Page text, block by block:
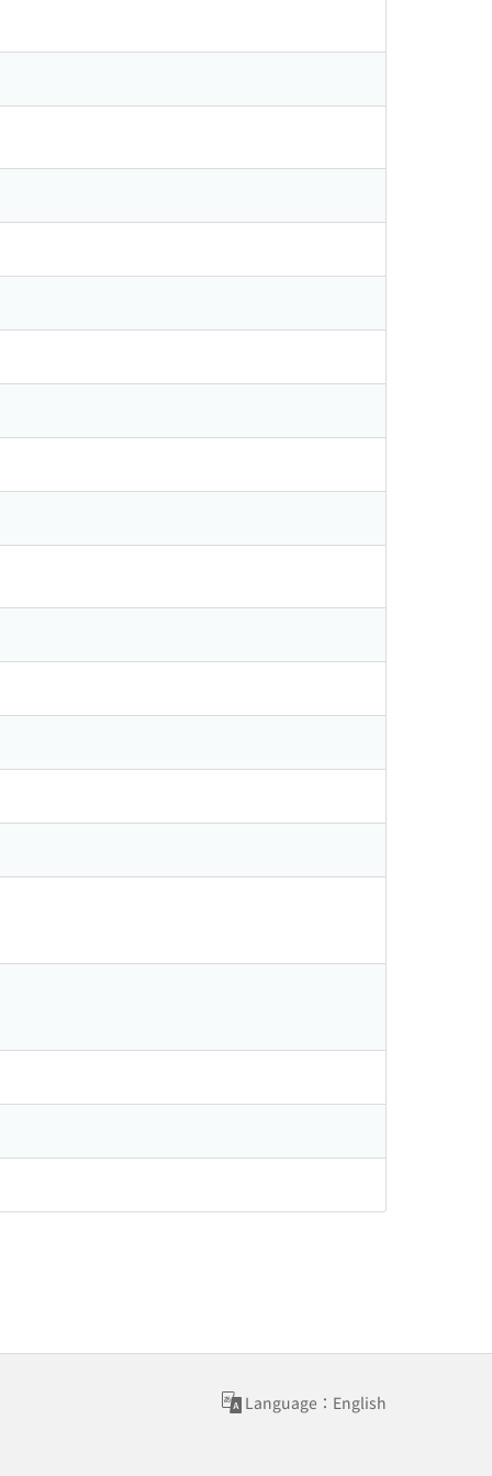
Language：English